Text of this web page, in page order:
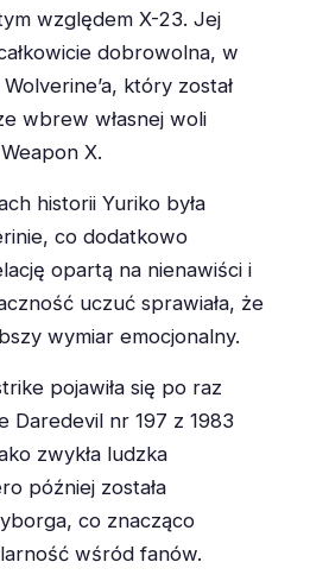
względem X-23. Jej
dobrowolna, w
który został
wbrew własnej woli
X.
historii Yuriko była
co dodatkowo
opartą na nienawiści i
uczuć sprawiała, że
wymiar emocjonalny.
pojawiła się po raz
Daredevil nr 197 z 1983
zwykła ludzka
później została
co znacząco
wśród fanów.